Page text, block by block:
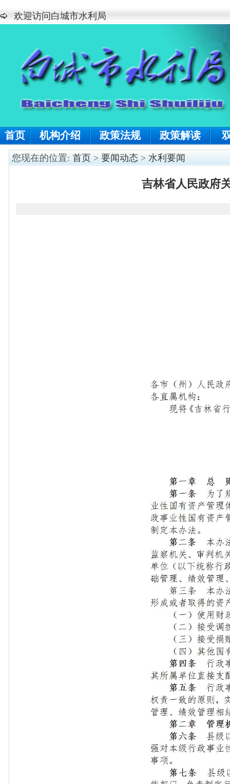
欢迎访问白城市水利局
首页 机构介绍 政策法规 政策解读
您现在的位置: 首页 > 要闻动态 > 水利要闻
吉林省人民政府